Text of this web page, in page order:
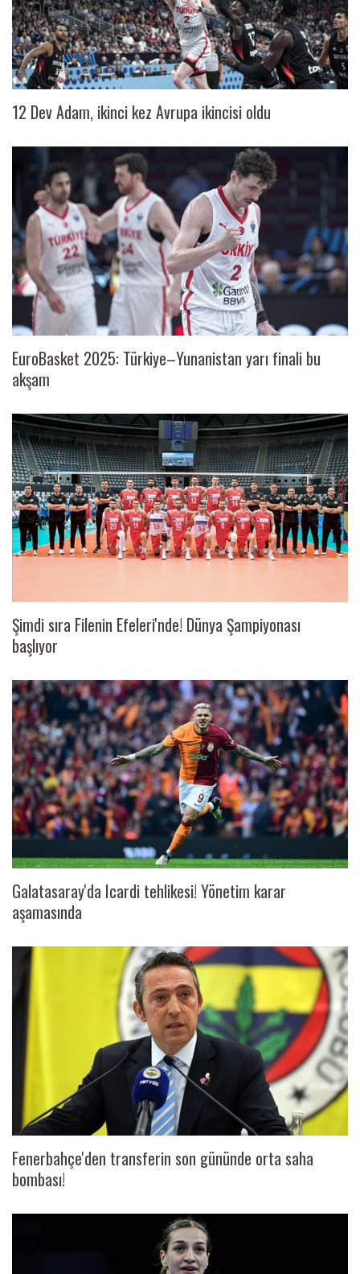
12 Dev Adam, ikinci kez Avrupa ikincisi oldu
EuroBasket 2025: Türkiye–Yunanistan yarı finali bu
akşam
Şimdi sıra Filenin Efeleri'nde! Dünya Şampiyonası
başlıyor
Galatasaray'da Icardi tehlikesi! Yönetim karar
aşamasında
Fenerbahçe'den transferin son gününde orta saha
bombası!